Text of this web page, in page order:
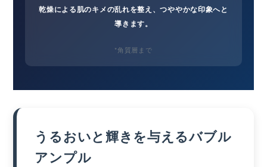
乾燥による肌のキメの乱れを整え、つややかな印象へと
導きます。
*角質層まで
うるおいと輝きを与えるバブル
アンプル